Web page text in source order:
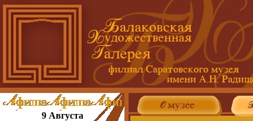
9 Августа